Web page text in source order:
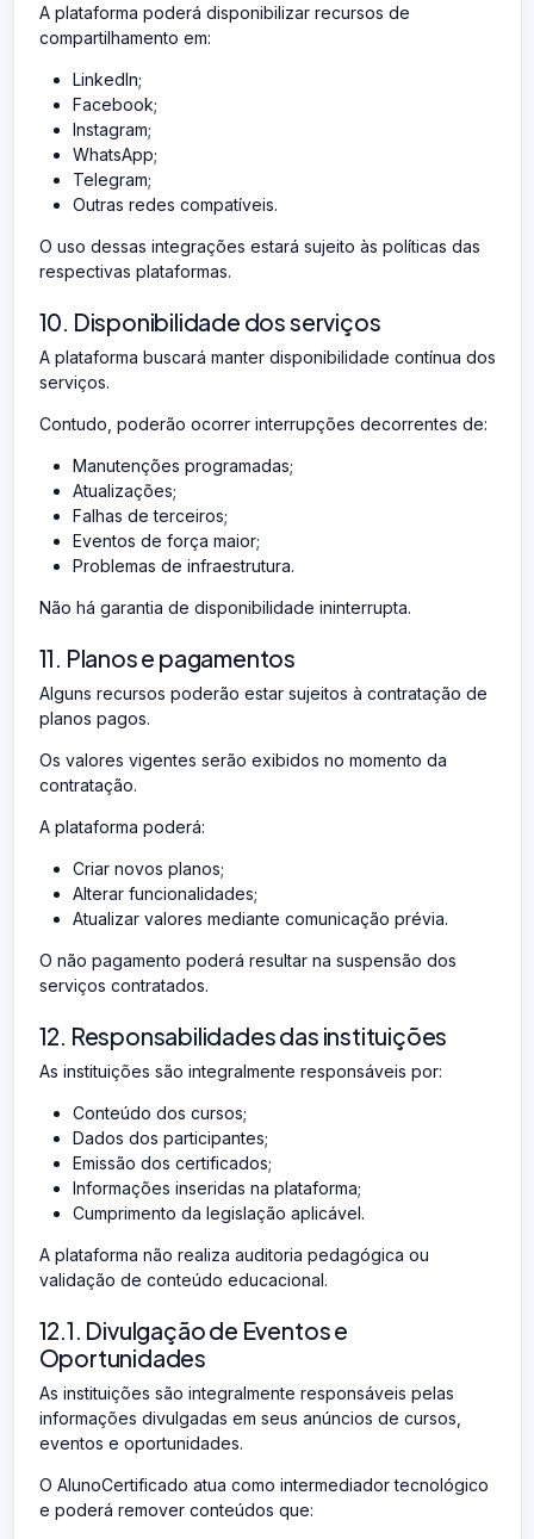
A plataforma poderá disponibilizar recursos de
compartilhamento em:
LinkedIn;
Facebook;
Instagram;
WhatsApp;
Telegram;
Outras redes compatíveis.
O uso dessas integrações estará sujeito às políticas das
respectivas plataformas.
10. Disponibilidade dos serviços
A plataforma buscará manter disponibilidade contínua dos
serviços.
Contudo, poderão ocorrer interrupções decorrentes de:
Manutenções programadas;
Atualizações;
Falhas de terceiros;
Eventos de força maior;
Problemas de infraestrutura.
Não há garantia de disponibilidade ininterrupta.
11. Planos e pagamentos
Alguns recursos poderão estar sujeitos à contratação de
planos pagos.
Os valores vigentes serão exibidos no momento da
contratação.
A plataforma poderá:
Criar novos planos;
Alterar funcionalidades;
Atualizar valores mediante comunicação prévia.
O não pagamento poderá resultar na suspensão dos
serviços contratados.
12. Responsabilidades das instituições
As instituições são integralmente responsáveis por:
Conteúdo dos cursos;
Dados dos participantes;
Emissão dos certificados;
Informações inseridas na plataforma;
Cumprimento da legislação aplicável.
A plataforma não realiza auditoria pedagógica ou
validação de conteúdo educacional.
12.1. Divulgação de Eventos e
Oportunidades
As instituições são integralmente responsáveis pelas
informações divulgadas em seus anúncios de cursos,
eventos e oportunidades.
O AlunoCertificado atua como intermediador tecnológico
e poderá remover conteúdos que: